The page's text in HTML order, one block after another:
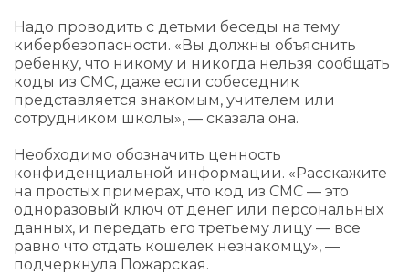
Надо проводить с детьми беседы на тему
кибербезопасности. «Вы должны объяснить
ребенку, что никому и никогда нельзя сообщать
коды из СМС, даже если собеседник
представляется знакомым, учителем или
сотрудником школы», — сказала она.
Необходимо обозначить ценность
конфиденциальной информации. «Расскажите
на простых примерах, что код из СМС — это
одноразовый ключ от денег или персональных
данных, и передать его третьему лицу — все
равно что отдать кошелек незнакомцу», —
подчеркнула Пожарская.